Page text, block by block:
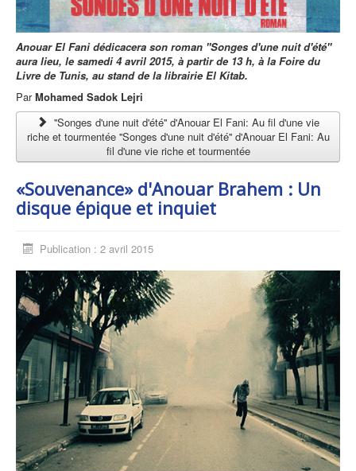
Anouar El Fani dédicacera son roman ''Songes d'une nuit d'été''
aura lieu, le samedi 4 avril 2015, à partir de 13 h, à la Foire du
Livre de Tunis, au stand de la librairie El Kitab.
ParMohamed Sadok Lejri
''Songes d'une nuit d'été'' d'Anouar El Fani: Au fil d'une vie
riche et tourmentée ''Songes d'une nuit d'été'' d'Anouar El Fani: Au
fil d'une vie riche et tourmentée
«Souvenance» d'Anouar Brahem : Un
disque épique et inquiet
Publication : 2 avril 2015